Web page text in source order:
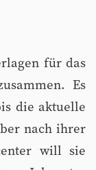
für das
Es
die aktuelle
nach ihrer
will sie